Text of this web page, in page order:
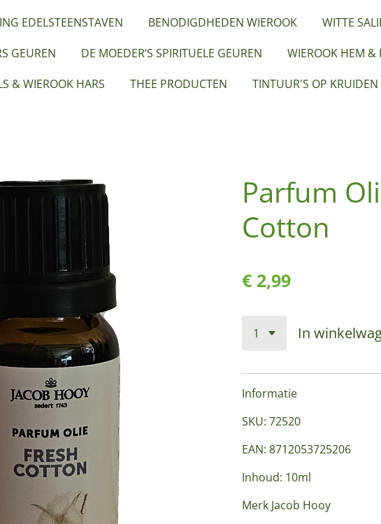
EDELSTEENSTAVEN
BENODIGDHEDEN WIEROOK
WITTE
GEUREN
DE MOEDER’S SPIRITUELE GEUREN
WIEROOK HEM &
& WIEROOK HARS
THEE PRODUCTEN TINTUUR'S OP
Parfum
Cotton
€ 2,99
In
Informatie
SKU: 72520
EAN: 8712053725206
Inhoud: 10ml
Merk Jacob Hooy